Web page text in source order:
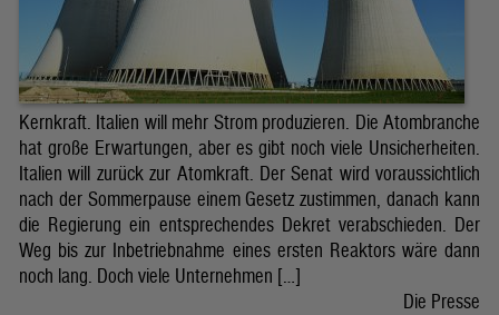
Kernkraft. Italien will mehr Strom produzieren. Die Atombranche
hat große Erwartungen, aber es gibt noch viele Unsicherheiten.
Italien will zurück zur Atomkraft. Der Senat wird voraussichtlich
nach der Sommerpause einem Gesetz zustimmen, danach kann
die Regierung ein entsprechendes Dekret verabschieden. Der
Weg bis zur Inbetriebnahme eines ersten Reaktors wäre dann
noch lang. Doch viele Unternehmen […]
Die Presse